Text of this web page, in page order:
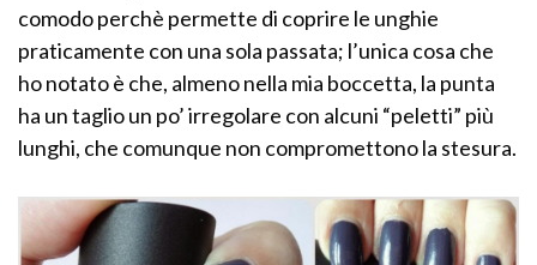
comodo perchè permette di coprire le unghie
praticamente con una sola passata; l’unica cosa che
ho notato è che, almeno nella mia boccetta, la punta
ha un taglio un po’ irregolare con alcuni “peletti” più
lunghi, che comunque non compromettono la stesura.